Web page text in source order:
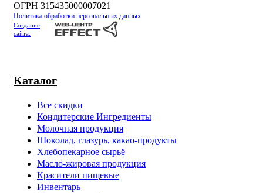
Каталог
Все скидки
Кондитерские Ингредиенты
Молочная продукция
Шоколад, глазурь, какао-продукты
Хлебопекарное сырьё
Масло-жировая продукция
Красители пищевые
Инвентарь
ОГРН 315435000007021
Политика обработки персональных данных
Создание
сайта: